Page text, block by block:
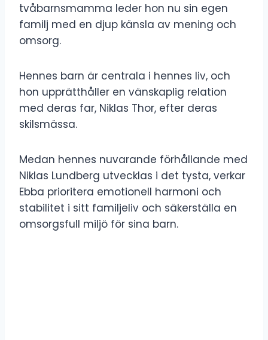
tvåbarnsmamma leder hon nu sin egen
familj med en djup känsla av mening och
omsorg.
Hennes barn är centrala i hennes liv, och
hon upprätthåller en vänskaplig relation
med deras far, Niklas Thor, efter deras
skilsmässa.
Medan hennes nuvarande förhållande med
Niklas Lundberg utvecklas i det tysta, verkar
Ebba prioritera emotionell harmoni och
stabilitet i sitt familjeliv och säkerställa en
omsorgsfull miljö för sina barn.